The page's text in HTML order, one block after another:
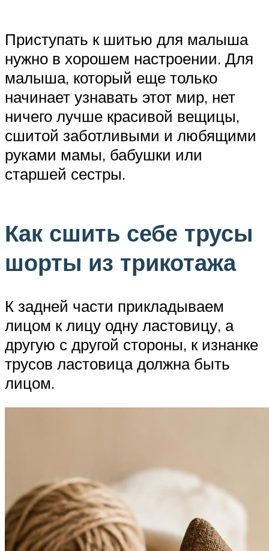
Приступать к шитью для малыша
нужно в хорошем настроении. Для
малыша, который еще только
начинает узнавать этот мир, нет
ничего лучше красивой вещицы,
сшитой заботливыми и любящими
руками мамы, бабушки или
старшей сестры.
Как сшить себе трусы
шорты из трикотажа
К задней части прикладываем
лицом к лицу одну ластовицу, а
другую с другой стороны, к изнанке
трусов ластовица должна быть
лицом.